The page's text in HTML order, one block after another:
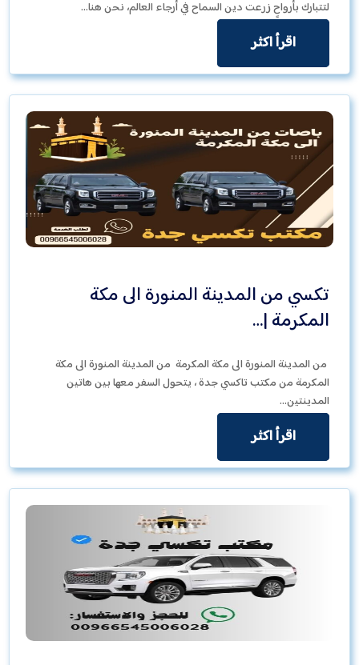
لتتبارك بأرواحٍ زرعت دين السماح في أرجاء العالم، نحن هنا…
اقرأ اكثر
تكسي من المدينة المنورة الى مكة
المكرمة |…
من المدينة المنورة الى مكة المكرمة من المدينة المنورة الى مكة
المكرمة من مكتب تاكسي جدة ، يتحول السفر معها بين هاتين
المدينتين…
اقرأ اكثر